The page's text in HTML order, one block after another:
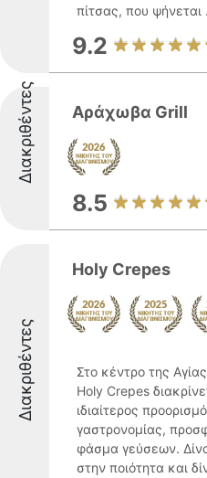
πίτσας, που ψήνεται
9.2
Διακριθέντες Αράχωβα Grill
8.5
Διακριθέντες
Holy Crepes
Στο κέντρο της
Holy Crepes
ιδιαίτερος
γαστρονομίας,
φάσμα γεύσεων.
στην ποιότητα και